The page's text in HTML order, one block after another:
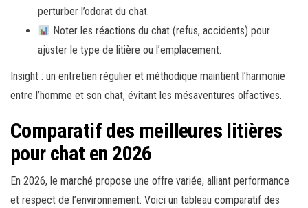
perturber l’odorat du chat.
Noter les réactions du chat (refus, accidents) pour
ajuster le type de litière ou l’emplacement.
Insight : un entretien régulier et méthodique maintient l’harmonie
entre l’homme et son chat, évitant les mésaventures olfactives.
Comparatif des meilleures litières
pour chat en 2026
En 2026, le marché propose une offre variée, alliant performance
et respect de l’environnement. Voici un tableau comparatif des